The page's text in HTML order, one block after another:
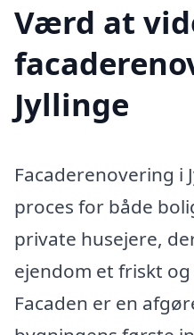
Værd at
Jyllinge
Facaderenovering i
proces for både
private husejere,
ejendom et friskt
Facaden er en